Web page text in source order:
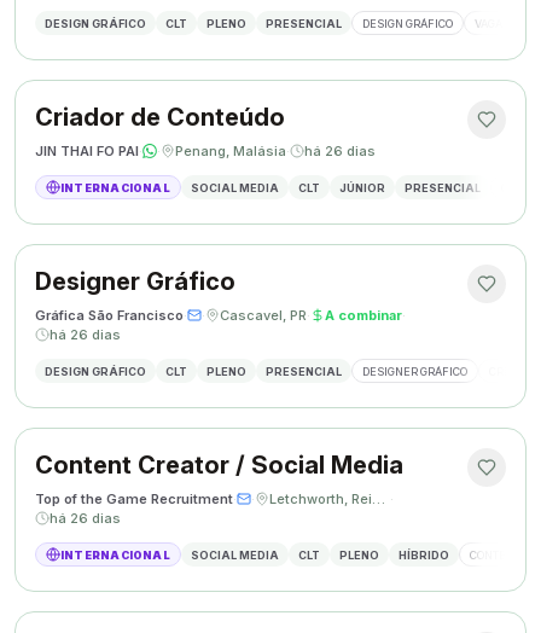
DESIGN GRÁFICO CLT PLENO PRESENCIAL DESIGN GRÁFICO VAGA
Criador de Conteúdo
JIN THAI FO PAI· · Penang, Malásia· há 26 dias
INTERNACIONAL SOCIAL MEDIA CLT JÚNIOR PRESENCIAL
Designer Gráfico
Gráfica São Francisco· · Cascavel, PR· A combinar·
há 26 dias
DESIGN GRÁFICO CLT PLENO PRESENCIAL DESIGNER GRÁFICO
Content Creator / Social Media
Top of the Game Recruitment· · Letchworth, Reino Unido ·
há 26 dias
INTERNACIONAL SOCIAL MEDIA CLT PLENO HÍBRIDO CONTENT